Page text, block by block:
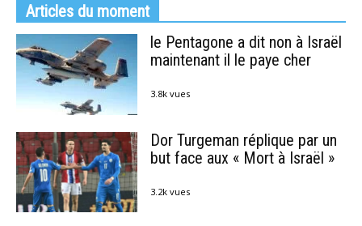
Articles du moment
le Pentagone a dit non à Israël
maintenant il le paye cher
3.8k vues
Dor Turgeman réplique par un
but face aux « Mort à Israël »
3.2k vues